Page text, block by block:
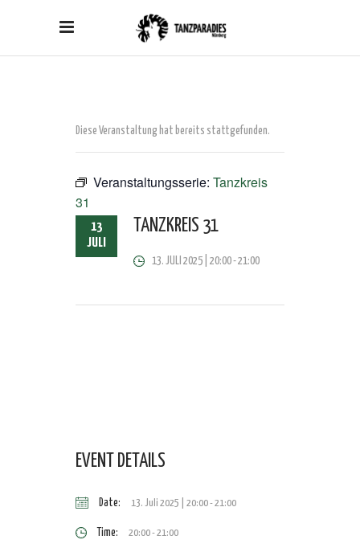
Diese Veranstaltung hat bereits stattgefunden.
Veranstaltungsserie: Tanzkreis
31
13
JULI
TANZKREIS 31
13. JULI 2025 | 20:00-21:00
EVENT DETAILS
Date: 13. Juli 2025 | 20:00-21:00
Time: 20:00 - 21:00